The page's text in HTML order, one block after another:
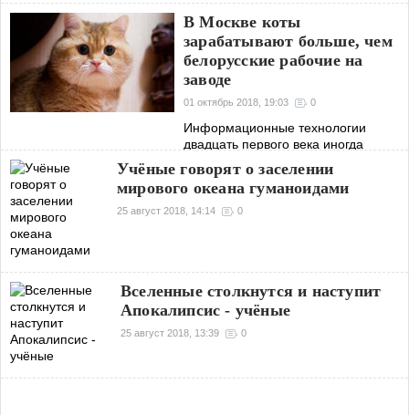
последних столетий. «Красная
планета» для многих жителей
планеты Земля продолжает
В Москве коты
зарабатывают больше, чем
белорусские рабочие на
заводе
01 октябрь 2018, 19:03 0
Информационные технологии
двадцать первого века иногда
Благодаря IT, обычный московский
кот Хосико имеет доход в несколько
раз выше, чем рабочий белорусского
Учёные говорят о заселении
мирового океана гуманоидами
25 август 2018, 14:14 0
Вселенные столкнутся и наступит
Апокалипсис - учёные
25 август 2018, 13:39 0